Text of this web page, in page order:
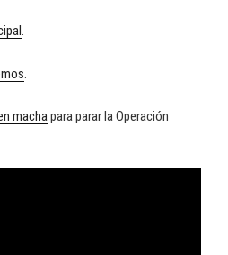
.
.
macha para parar la Operación